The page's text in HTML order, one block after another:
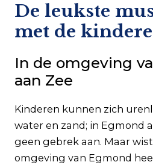
Last minutes
Veelgestelde
Zakelijk
De leukste
met de
In de omgeving
aan Zee
Kinderen kunnen zich
water en zand; in Egmond
geen gebrek aan. Maar
omgeving van Egmond